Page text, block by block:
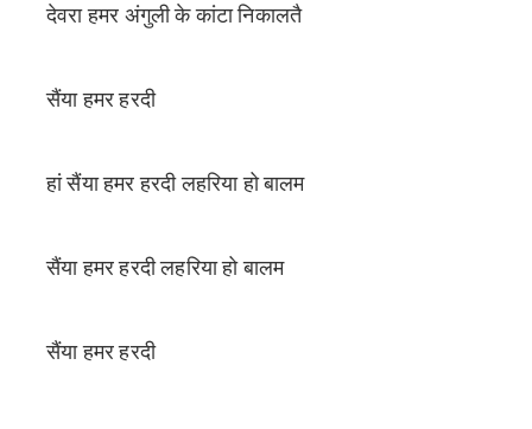
देवरा हमर अंगुली के कांटा निकालतै
सैंया हमर हरदी
हां सैंया हमर हरदी लहरिया हो बालम
सैंया हमर हरदी लहरिया हो बालम
सैंया हमर हरदी